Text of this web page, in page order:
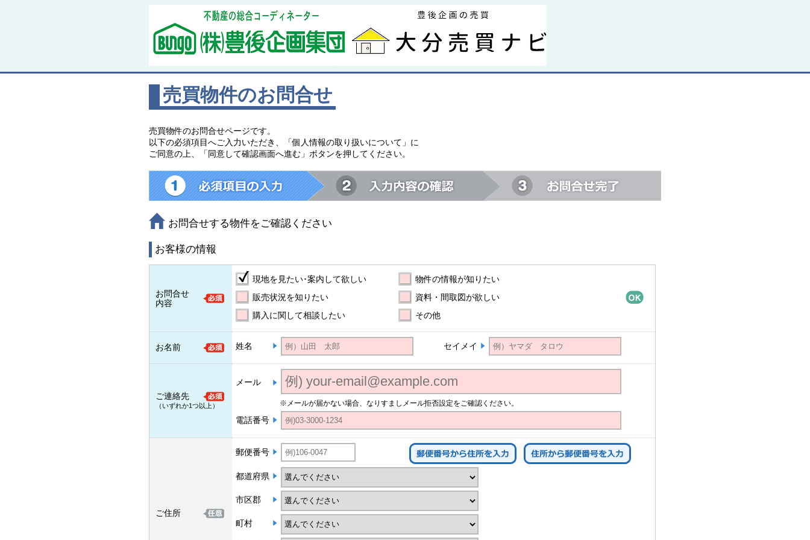
売買物件のお問合せ
売買物件のお問合せページです。
以下の必須項目へご入力いただき、「個人情報の取り扱いについて」に
ご同意の上、「同意して確認画面へ進む」ボタンを押してください。
お問合せする物件をご確認ください
お客様の情報
お問合せ
内容
現地を見たい･案内して欲しい
物件の情報が知りたい
販売状況を知りたい
資料・間取図が欲しい
購入に関して相談したい
その他
お名前 姓名 セイメイ
ご連絡先
（いずれか1つ以上）
メール
※メールが届かない場合、なりすましメール拒否設定をご確認ください。
電話番号
ご住所
郵便番号
都道府県
市区郡
町村